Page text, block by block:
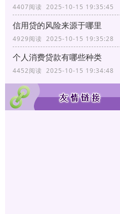
4407阅读 2025-10-15 19:35:45
信用贷的风险来源于哪里
4929阅读 2025-10-15 19:35:28
个人消费贷款有哪些种类
4452阅读 2025-10-15 19:34:48